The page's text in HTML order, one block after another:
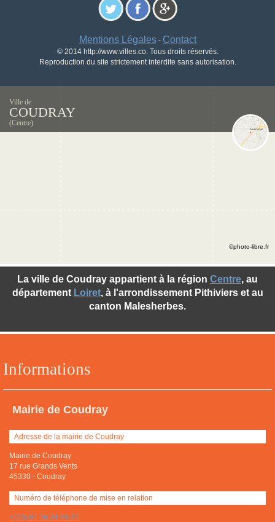
Mentions Légales- Contact
© 2014 http://www.villes.co. Tous droits réservés.
Reproduction du site strictement interdite sans autorisation.
Ville de
COUDRAY
(Centre)
Informations
Mairie de Coudray
Adresse de la mairie de Coudray
Mairie de Coudray
17 rue Grands Vents
45330 - Coudray
Numéro de téléphone de mise en relation
+(33) 02 38 34 65 23
La ville de Coudray appartient à la région Centre, au
département Loiret, à l'arrondissement Pithiviers et au
canton Malesherbes.
©photo-libre.fr